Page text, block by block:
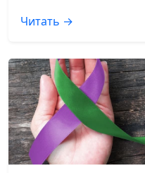
Читать →